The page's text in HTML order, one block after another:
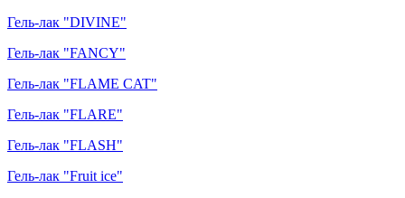
Гель-лак "DIVINE"
Гель-лак "FANCY"
Гель-лак "FLAME CAT"
Гель-лак "FLARE"
Гель-лак "FLASH"
Гель-лак "Fruit ice"